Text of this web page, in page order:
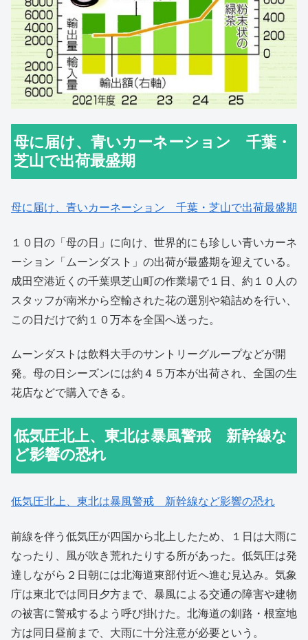
母に届け、青いカーネーション 千葉・
芝山で出荷最盛期
母に届け、青いカーネーション 千葉・芝山で出荷最盛期
１０日の「母の日」に向け、世界的にも珍しい青いカーネ
ーション「ムーンダスト」の出荷が最盛期を迎えている。
成田空港近くの千葉県芝山町の作業場で１日、約１０人の
スタッフが南米から空輸された花の選別や箱詰めを行い、
この日だけで約１０万本を全国へ送った。
ムーンダストは飲料大手のサントリーグループなどが開
発。母の日シーズンには約４５万本が出荷され、全国の生
花店などで購入できる。
低気圧北上、東北は暴風警戒 新幹線な
ど影響の恐れ
低気圧北上、東北は暴風警戒 新幹線など影響の恐れ
前線を伴う低気圧が四国から北上したため、１日は大雨に
なったり、風が吹き荒れたりする所があった。低気圧は発
達しながら２日朝には北海道東部付近へ進む見込み。気象
庁は東北では同日夕方まで、暴風による交通の障害や建物
の被害に警戒するよう呼び掛けた。北海道の釧路・根室地
方は同日昼前まで、大雨に十分注意が必要という。